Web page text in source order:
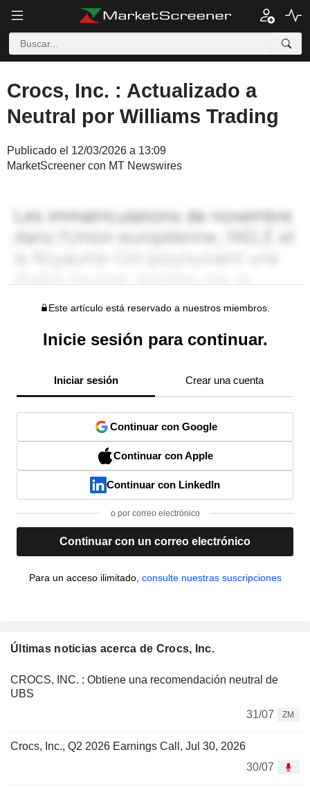
Crocs, Inc. : Actualizado a
Neutral por Williams Trading
Publicado el 12/03/2026 a 13:09
MarketScreener con MT Newswires
Este artículo está reservado a nuestros miembros.
Inicie sesión para continuar.
Iniciar sesión Crear una cuenta
Continuar con Google
Continuar con Apple
Continuar con LinkedIn
o por correo electrónico
Continuar con un correo electrónico
Para un acceso ilimitado, consulte nuestras suscripciones
Últimas noticias acerca de Crocs, Inc.
CROCS, INC. : Obtiene una recomendación neutral de
UBS
31/07
ZM
Crocs, Inc., Q2 2026 Earnings Call, Jul 30, 2026
30/07